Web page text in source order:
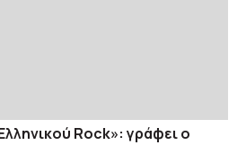
Rock»: γράφει ο